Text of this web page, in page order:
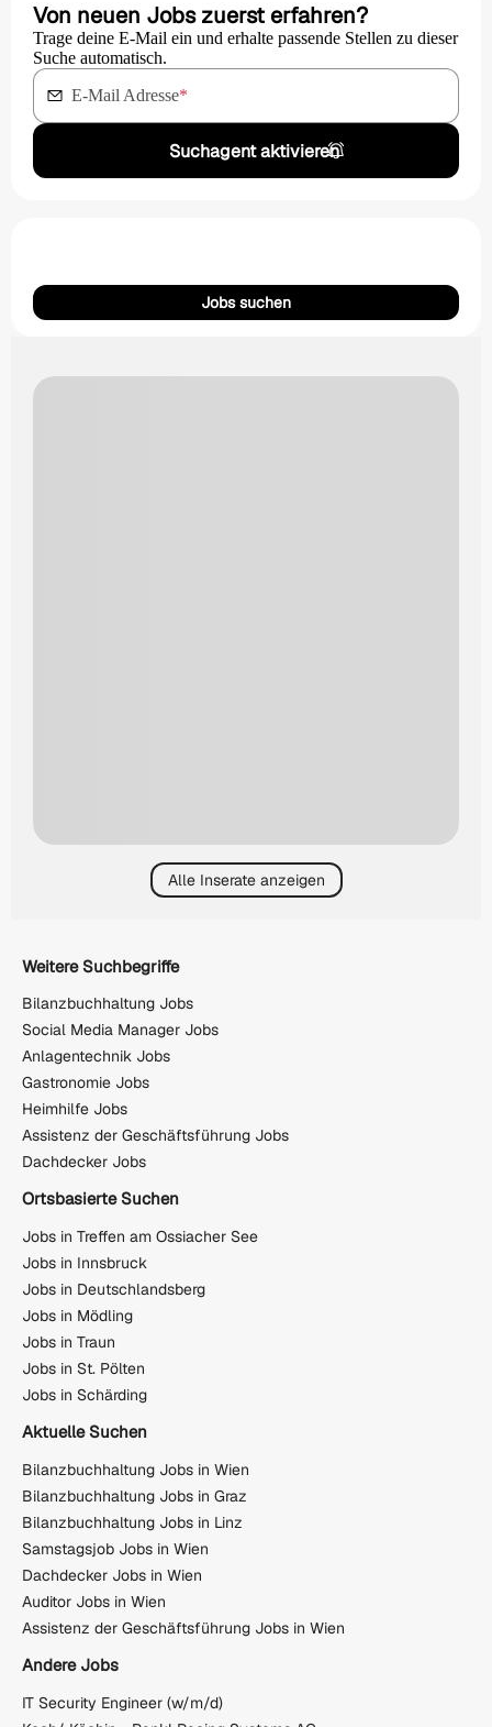
Von neuen Jobs zuerst erfahren?
Trage deine E-Mail ein und erhalte passende Stellen zu dieser
Suche automatisch.
E-Mail Adresse*
Suchagent aktivieren
Jobs suchen
Alle Inserate anzeigen
Weitere Suchbegriffe
Bilanzbuchhaltung Jobs
Social Media Manager Jobs
Anlagentechnik Jobs
Gastronomie Jobs
Heimhilfe Jobs
Assistenz der Geschäftsführung Jobs
Dachdecker Jobs
Ortsbasierte Suchen
Jobs in Treffen am Ossiacher See
Jobs in Innsbruck
Jobs in Deutschlandsberg
Jobs in Mödling
Jobs in Traun
Jobs in St. Pölten
Jobs in Schärding
Aktuelle Suchen
Bilanzbuchhaltung Jobs in Wien
Bilanzbuchhaltung Jobs in Graz
Bilanzbuchhaltung Jobs in Linz
Samstagsjob Jobs in Wien
Dachdecker Jobs in Wien
Auditor Jobs in Wien
Assistenz der Geschäftsführung Jobs in Wien
Andere Jobs
IT Security Engineer (w/m/d)